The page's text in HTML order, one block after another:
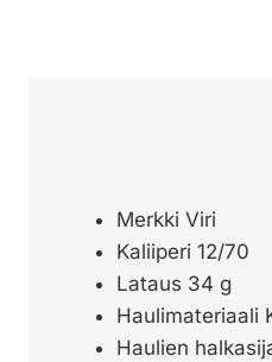
Merkki Viri
Kaliiperi 12/70
Lataus 34 g
Haulimateriaali
Haulien